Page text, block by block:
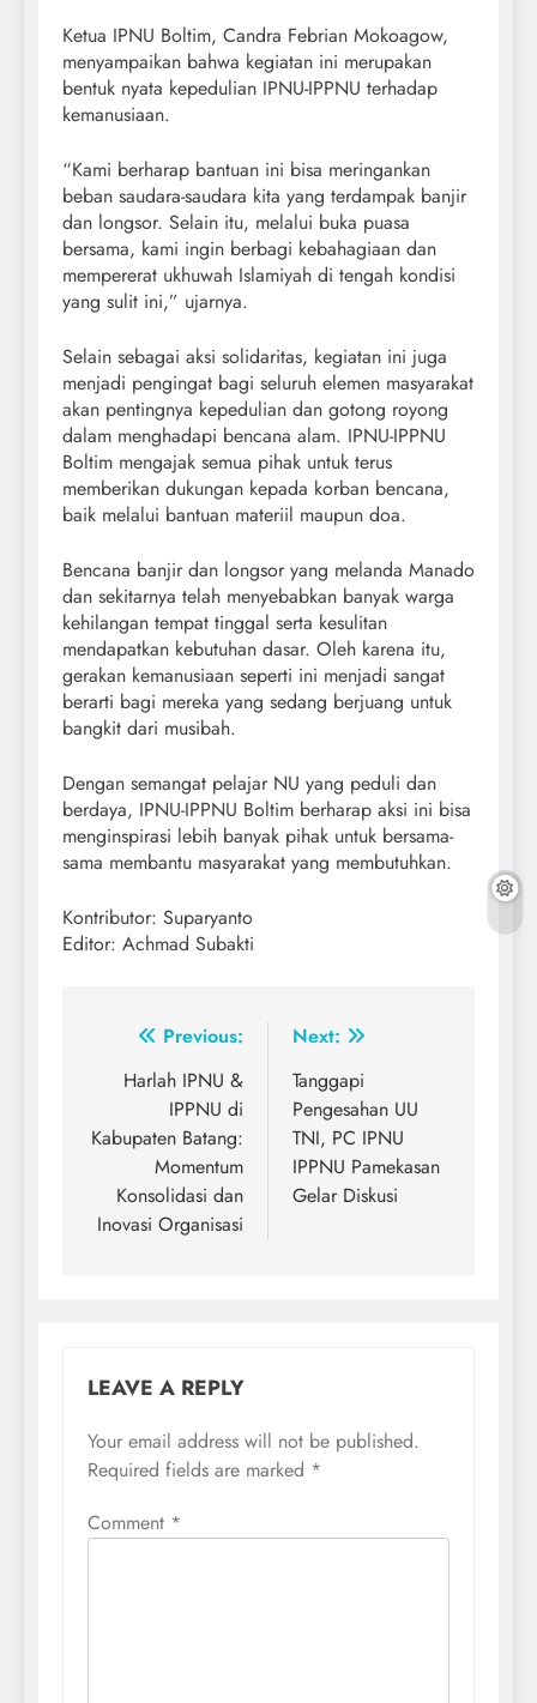
Ketua IPNU Boltim, Candra Febrian Mokoagow,
menyampaikan bahwa kegiatan ini merupakan
bentuk nyata kepedulian IPNU-IPPNU terhadap
kemanusiaan.
“Kami berharap bantuan ini bisa meringankan
beban saudara-saudara kita yang terdampak banjir
dan longsor. Selain itu, melalui buka puasa
bersama, kami ingin berbagi kebahagiaan dan
mempererat ukhuwah Islamiyah di tengah kondisi
yang sulit ini,” ujarnya.
Selain sebagai aksi solidaritas, kegiatan ini juga
menjadi pengingat bagi seluruh elemen masyarakat
akan pentingnya kepedulian dan gotong royong
dalam menghadapi bencana alam. IPNU-IPPNU
Boltim mengajak semua pihak untuk terus
memberikan dukungan kepada korban bencana,
baik melalui bantuan materiil maupun doa.
Bencana banjir dan longsor yang melanda Manado
dan sekitarnya telah menyebabkan banyak warga
kehilangan tempat tinggal serta kesulitan
mendapatkan kebutuhan dasar. Oleh karena itu,
gerakan kemanusiaan seperti ini menjadi sangat
berarti bagi mereka yang sedang berjuang untuk
bangkit dari musibah.
Dengan semangat pelajar NU yang peduli dan
berdaya, IPNU-IPPNU Boltim berharap aksi ini bisa
menginspirasi lebih banyak pihak untuk bersama-
sama membantu masyarakat yang membutuhkan.
Kontributor: Suparyanto
Editor: Achmad Subakti
Post
navigation
Previous:
Harlah IPNU &
IPPNU di
Kabupaten Batang:
Momentum
Konsolidasi dan
Inovasi Organisasi
Next:
Tanggapi
Pengesahan UU
TNI, PC IPNU
IPPNU Pamekasan
Gelar Diskusi
LEAVE A REPLY
Your email address will not be published.
Required fields are marked *
Comment *